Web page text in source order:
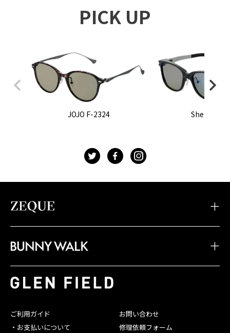
PICK UP
JOJO F-2324 Sherry F-
t f g
ご利用ガイド
・お支払いについて
お問い合わせ
修理依頼フォーム
・JOJO
・JAKE
・JONNY
・Juno
・Spike
・Belle
・BW-032
・BW-031
・BW-029
・BW-027
・BW-026